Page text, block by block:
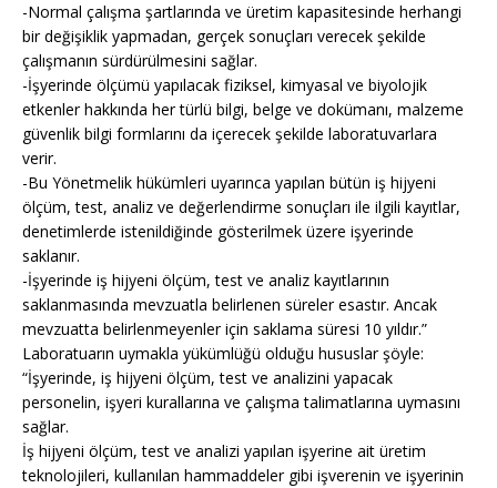
-Normal çalışma şartlarında ve üretim kapasitesinde herhangi
bir değişiklik yapmadan, gerçek sonuçları verecek şekilde
çalışmanın sürdürülmesini sağlar.
-İşyerinde ölçümü yapılacak fiziksel, kimyasal ve biyolojik
etkenler hakkında her türlü bilgi, belge ve dokümanı, malzeme
güvenlik bilgi formlarını da içerecek şekilde laboratuvarlara
verir.
-Bu Yönetmelik hükümleri uyarınca yapılan bütün iş hijyeni
ölçüm, test, analiz ve değerlendirme sonuçları ile ilgili kayıtlar,
denetimlerde istenildiğinde gösterilmek üzere işyerinde
saklanır.
-İşyerinde iş hijyeni ölçüm, test ve analiz kayıtlarının
saklanmasında mevzuatla belirlenen süreler esastır. Ancak
mevzuatta belirlenmeyenler için saklama süresi 10 yıldır.”
Laboratuarın uymakla yükümlüğü olduğu hususlar şöyle:
“İşyerinde, iş hijyeni ölçüm, test ve analizini yapacak
personelin, işyeri kurallarına ve çalışma talimatlarına uymasını
sağlar.
İş hijyeni ölçüm, test ve analizi yapılan işyerine ait üretim
teknolojileri, kullanılan hammaddeler gibi işverenin ve işyerinin